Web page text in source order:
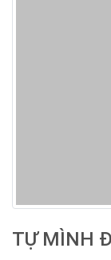
TỰ MÌNH